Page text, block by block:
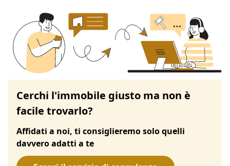
Cerchi l'immobile giusto ma non è
facile trovarlo?
Affidati a noi, ti consiglieremo solo quelli
davvero adatti a te